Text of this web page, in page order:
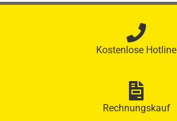
Kostenlose Hotline
Rechnungskauf